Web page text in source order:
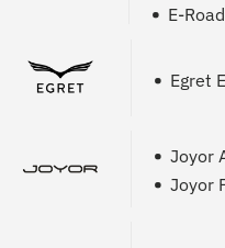
E-
Egret
Joyor
Joyor